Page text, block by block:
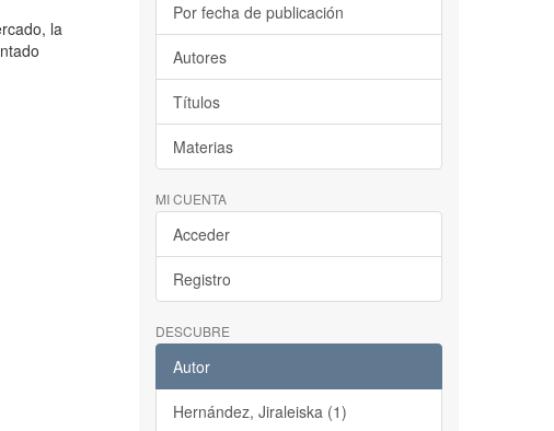
la
Por fecha de publicación
Autores
Títulos
Materias
MI CUENTA
Acceder
Registro
DESCUBRE
Autor
Hernández, Jiraleiska (1)